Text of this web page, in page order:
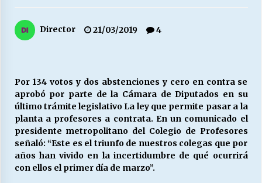
LABORAL:
25/06/2026
¿Qué habrían dicho?
23/06/2026
Director 21/03/2019 4
Por 134 votos y dos abstenciones y cero en contra se
aprobó por parte de la Cámara de Diputados en su
último trámite legislativo La ley que permite pasar a la
planta a profesores a contrata. En un comunicado el
presidente metropolitano del Colegio de Profesores
señaló: “Este es el triunfo de nuestros colegas que por
años han vivido en la incertidumbre de qué ocurrirá
con ellos el primer día de marzo”.